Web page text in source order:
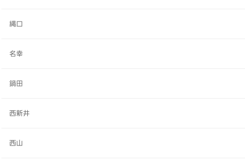
縄口
名幸
鍋田
西新井
西山